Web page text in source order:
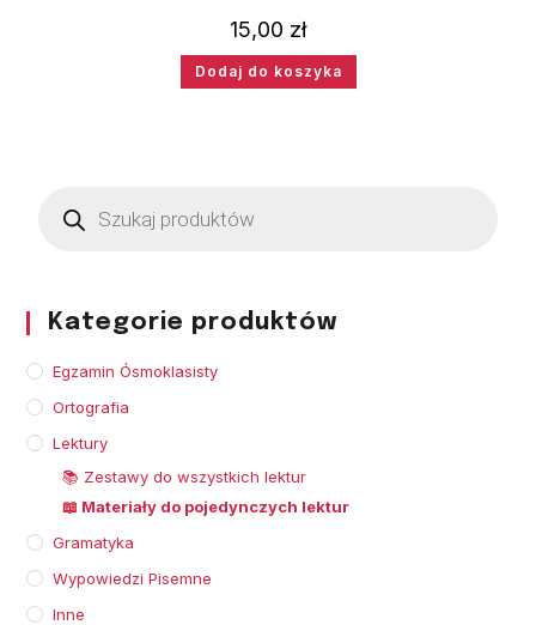
15,00 zł
Dodaj do koszyka
Kategorie produktów
Egzamin Ósmoklasisty
Ortografia
Lektury
📚 Zestawy do wszystkich lektur
📖 Materiały do pojedynczych lektur
Gramatyka
Wypowiedzi Pisemne
Inne